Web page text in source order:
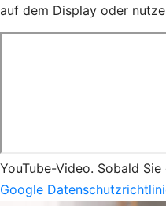
auf dem Display oder
YouTube-Video. Sobald
Google